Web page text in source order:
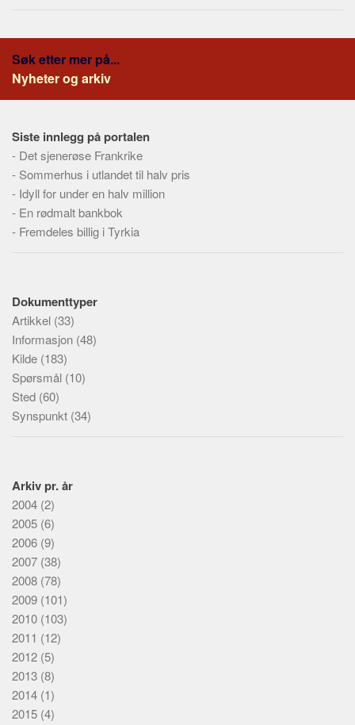
Søk etter mer på...
Nyheter og arkiv
Siste innlegg på portalen
- Det sjenerøse Frankrike
- Sommerhus i utlandet til halv pris
- Idyll for under en halv million
- En rødmalt bankbok
- Fremdeles billig i Tyrkia
Dokumenttyper
Artikkel (33)
Informasjon (48)
Kilde (183)
Spørsmål (10)
Sted (60)
Synspunkt (34)
Arkiv pr. år
2004 (2)
2005 (6)
2006 (9)
2007 (38)
2008 (78)
2009 (101)
2010 (103)
2011 (12)
2012 (5)
2013 (8)
2014 (1)
2015 (4)